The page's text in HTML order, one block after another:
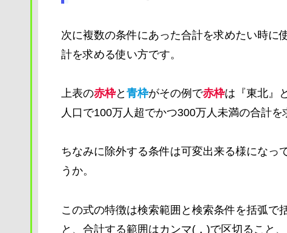
次に複数の条件にあった合計を求めたい時に
計を求める使い方です。
上表の赤枠と 青枠がその例で赤枠は『東北』
人口で100万人超でかつ300万人未満の合計を
ちなみに除外する条件は可変出来る様になっ
うか。
この式の特徴は検索範囲と検索条件を括弧
と、合計する範囲はカンマ(，)で区切ること